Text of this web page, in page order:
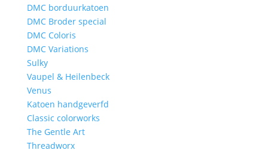
DMC borduurkatoen
DMC Broder special
DMC Coloris
DMC Variations
Sulky
Vaupel & Heilenbeck
Venus
Katoen handgeverfd
Classic colorworks
The Gentle Art
Threadworx